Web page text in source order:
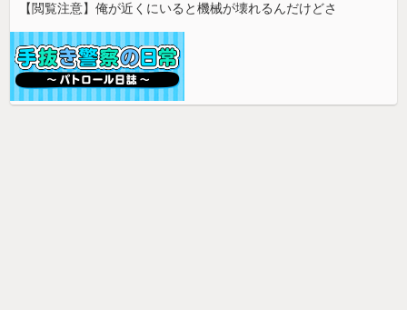
【閲覧注意】俺が近くにいると機械が壊れるんだけどさ